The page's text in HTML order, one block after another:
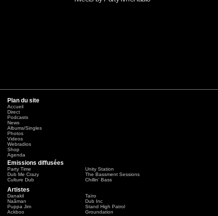
Plan du site
Accueil
Direct
Podcasts
News
Albums/Singles
Photos
Videos
Webradios
Shop
Agenda
Emissions diffusées
Party Time
Unity Station
Dub Me Crazy
The Bassment Sessions
Culture Dub
Chillin' Bass
Artistes
Danakil
Taïro
Naâman
Dub Inc
Puppa Jim
Stand High Patrol
Ackboo
Groundation